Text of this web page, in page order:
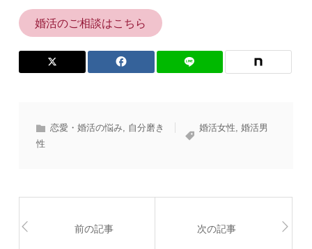
婚活のご相談はこちら
恋愛・婚活の悩み, 自分磨き 婚活女性,婚活男
性
前の記事 次の記事